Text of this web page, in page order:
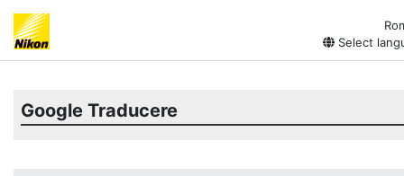
Select
Google Traducere